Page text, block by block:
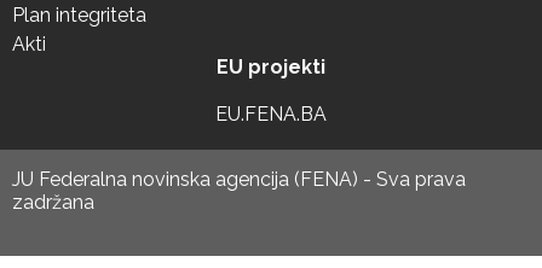
Plan integriteta
Akti
EU projekti
EU.FENA.BA
JU Federalna novinska agencija (FENA) - Sva prava
zadržana